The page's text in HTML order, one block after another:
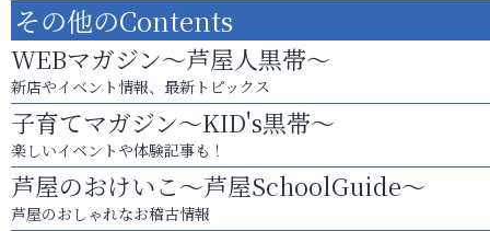
その他のContents
WEBマガジン～芦屋人黒帯～
新店やイベント情報、最新トピックス
子育てマガジン～KID's黒帯～
楽しいイベントや体験記事も！
芦屋のおけいこ～芦屋SchoolGuide～
芦屋のおしゃれなお稽古情報